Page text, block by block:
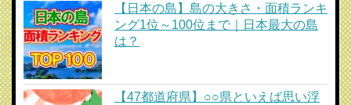
【日本の島】島の大きさ・面積ランキ
ング1位～100位まで｜日本最大の島
は？
【47都道府県】○○県といえば思い浮